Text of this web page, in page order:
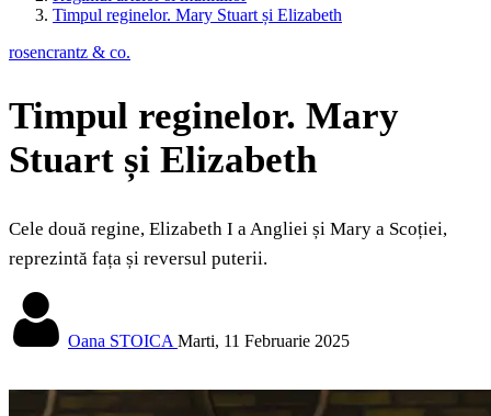
Timpul reginelor. Mary Stuart și Elizabeth
rosencrantz & co.
Timpul reginelor. Mary
Stuart și Elizabeth
Cele două regine, Elizabeth I a Angliei și Mary a Scoției,
reprezintă fața și reversul puterii.
Oana STOICA Marti, 11 Februarie 2025